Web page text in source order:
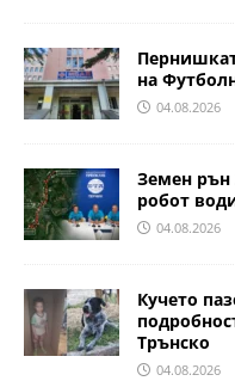
на
04.08.2026
Земен рън
робот
04.08.2026
Кучето
Трънско
04.08.2026